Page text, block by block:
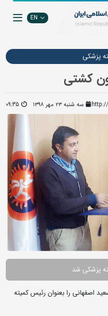
EN
پزشکی
کشتی
سه شنبه ۲۳ مهر ۱۳۹۸ 09:35
پزشکی شد
اصفهانی را بعنوان رئیس کمیته